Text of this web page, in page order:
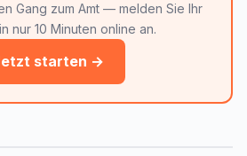
Gang zum Amt — melden Sie Ihr
nur 10 Minuten online an.
starten →